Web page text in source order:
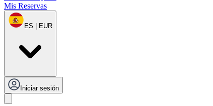
Mis Reservas
ES | EUR
Iniciar sesión